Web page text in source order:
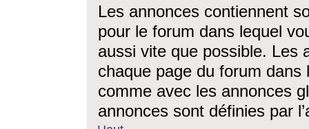
Les annonces contiennent
pour le forum dans lequel
aussi vite que possible. Les
chaque page du forum dans
comme avec les annonces
annonces sont définies par